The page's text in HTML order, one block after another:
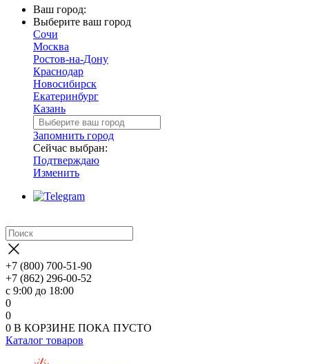
Ваш город:
Выберите ваш город
Сочи
Москва
Ростов-на-Дону
Краснодар
Новосибирск
Екатеринбург
Казань
Запомнить город
Сейчас выбран:
Подтверждаю
Изменить
+7 (800) 700-51-90
+7 (862) 296-00-52
с 9:00 до 18:00
0
0
0 В КОРЗИНЕ ПОКА ПУСТО
Каталог товаров